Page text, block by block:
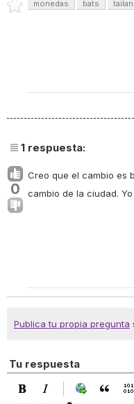
monedas bats
1 respuesta:
0
Creo que el cambio es
cambio de la ciudad.
Publica tu propia pregunta
Tu respuesta